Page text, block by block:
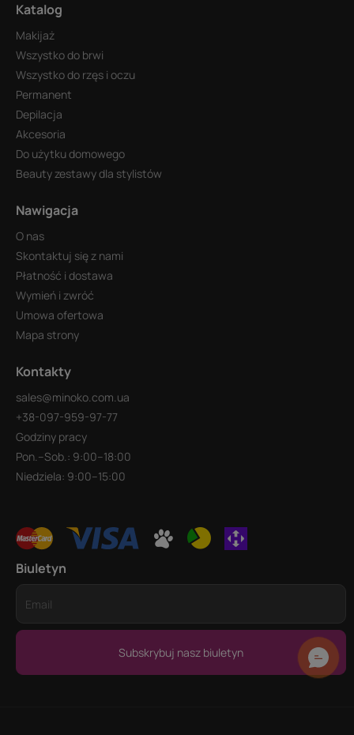
Katalog
Makijaż
Wszystko do brwi
Wszystko do rzęs i oczu
Permanent
Depilacja
Akcesoria
Do użytku domowego
Beauty zestawy dla stylistów
Nawigacja
O nas
Skontaktuj się z nami
Płatność i dostawa
Wymień i zwróć
Umowa ofertowa
Mapa strony
Kontakty
sales@minoko.com.ua
+38-097-959-97-77
Godziny pracy
Pon.–Sob.: 9:00–18:00
Niedziela: 9:00–15:00
Biuletyn
Subskrybuj nasz biuletyn